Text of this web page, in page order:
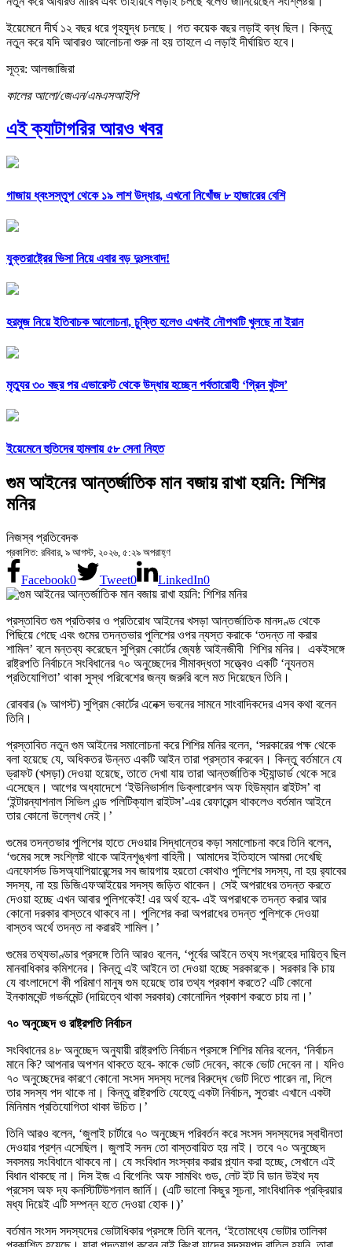
ইয়েমেনে দীর্ঘ ১২ বছর ধরে গৃহযুদ্ধ চলছে। গত কয়েক বছর লড়াই বন্ধ ছিল। কিন্তু
নতুন করে যদি আবারও আলোচনা শুরু না হয় তাহলে এ লড়াই দীর্ঘায়িত হবে।
সূত্র: আলজাজিরা
কালের আলো/জেএন/এমএসআইপি
এই ক্যাটাগরির আরও খবর
গাজায় ধ্বংসস্তূপ থেকে ১৯ লাশ উদ্ধার, এখনো নিখোঁজ ৮ হাজারের বেশি
যুক্তরাষ্ট্রের ভিসা নিয়ে এবার বড় দুঃসংবাদ!
হরমুজ নিয়ে ইতিবাচক আলোচনা, চুক্তি হলেও এখনই নৌপথটি খুলছে না ইরান
মৃত্যুর ৩০ বছর পর এভারেস্ট থেকে উদ্ধার হচ্ছেন পর্বতারোহী ‘গ্রিন বুটস’
ইয়েমেনে হুতিদের হামলায় ৫৮ সেনা নিহত
গুম আইনের আন্তর্জাতিক মান বজায় রাখা হয়নি: শিশির
মনির
নিজস্ব প্রতিবেদক
প্রকাশিত: রবিবার, ৯ আগস্ট, ২০২৬, ৫:২৯ অপরাহ্ণ
Facebook0 Tweet0 LinkedIn0
প্রস্তাবিত গুম প্রতিকার ও প্রতিরোধ আইনের খসড়া আন্তর্জাতিক মানদণ্ড থেকে
পিছিয়ে গেছে এবং গুমের তদন্তভার পুলিশের ওপর ন্যস্ত করাকে ‘তদন্ত না করার
শামিল’ বলে মন্তব্য করেছেন সুপ্রিম কোর্টের জ্যেষ্ঠ আইনজীবী শিশির মনির। একইসঙ্গে
রাষ্ট্রপতি নির্বাচনে সংবিধানের ৭০ অনুচ্ছেদের সীমাবদ্ধতা সত্ত্বেও একটি ‘ন্যূনতম
প্রতিযোগিতা’ থাকা সুস্থ পরিবেশের জন্য জরুরি বলে মত দিয়েছেন তিনি।
রোববার (৯ আগস্ট) সুপ্রিম কোর্টের এনেক্স ভবনের সামনে সাংবাদিকদের এসব কথা বলেন
তিনি।
প্রস্তাবিত নতুন গুম আইনের সমালোচনা করে শিশির মনির বলেন, ‘সরকারের পক্ষ থেকে
বলা হয়েছে যে, অধিকতর উন্নত একটি আইন তারা প্রস্তাব করবেন। কিন্তু বর্তমানে যে
ড্রাফট (খসড়া) দেওয়া হয়েছে, তাতে দেখা যায় তারা আন্তর্জাতিক স্ট্যান্ডার্ড থেকে সরে
এসেছেন। আগের অধ্যাদেশে ‘ইউনিভার্সাল ডিক্লারেশন অফ হিউম্যান রাইটস’ বা
‘ইন্টারন্যাশনাল সিভিল এন্ড পলিটিক্যাল রাইটস’-এর রেফারেন্স থাকলেও বর্তমান আইনে
তার কোনো উল্লেখ নেই।’
গুমের তদন্তভার পুলিশের হাতে দেওয়ার সিদ্ধান্তের কড়া সমালোচনা করে তিনি বলেন,
‘গুমের সঙ্গে সংশ্লিষ্ট থাকে আইনশৃঙ্খলা বাহিনী। আমাদের ইতিহাসে আমরা দেখেছি
এনফোর্সড ডিসঅ্যাপিয়ারেন্সের সব জায়গায় হয়তো কোথাও পুলিশের সদস্য, না হয় র‍্যাবের
সদস্য, না হয় ডিজিএফআইয়ের সদস্য জড়িত থাকেন। সেই অপরাধের তদন্ত করতে
দেওয়া হচ্ছে এখন আবার পুলিশকেই! এর অর্থ হবে- এই অপরাধকে তদন্ত করার আর
কোনো দরকার বাস্তবে থাকবে না। পুলিশের করা অপরাধের তদন্ত পুলিশকে দেওয়া
বাস্তব অর্থে তদন্ত না করারই শামিল।’
গুমের তথ্যভাণ্ডার প্রসঙ্গে তিনি আরও বলেন, ‘পূর্বের আইনে তথ্য সংগ্রহের দায়িত্ব ছিল
মানবাধিকার কমিশনের। কিন্তু এই আইনে তা দেওয়া হচ্ছে সরকারকে। সরকার কি চায়
যে বাংলাদেশে কী পরিমাণ মানুষ গুম হয়েছে তার তথ্য প্রকাশ করতে? এটি কোনো
ইনকামবেন্ট গভর্নমেন্ট (দায়িত্বে থাকা সরকার) কোনোদিন প্রকাশ করতে চায় না।’
৭০ অনুচ্ছেদ ও রাষ্ট্রপতি নির্বাচন
সংবিধানের ৪৮ অনুচ্ছেদ অনুযায়ী রাষ্ট্রপতি নির্বাচন প্রসঙ্গে শিশির মনির বলেন, ‘নির্বাচন
মানে কি? আপনার অপশন থাকতে হবে- কাকে ভোট দেবেন, কাকে ভোট দেবেন না। যদিও
৭০ অনুচ্ছেদের কারণে কোনো সংসদ সদস্য দলের বিরুদ্ধে ভোট দিতে পারেন না, দিলে
তার সদস্য পদ থাকে না। কিন্তু রাষ্ট্রপতি যেহেতু একটা নির্বাচন, সুতরাং এখানে একটা
মিনিমাম প্রতিযোগিতা থাকা উচিত।’
তিনি আরও বলেন, ‘জুলাই চার্টারে ৭০ অনুচ্ছেদ পরিবর্তন করে সংসদ সদস্যদের স্বাধীনতা
দেওয়ার প্রশ্ন এসেছিল। জুলাই সনদ তো বাস্তবায়িত হয় নাই। তবে ৭০ অনুচ্ছেদ
সবসময় সংবিধানে থাকবে না। যে সংবিধান সংস্কার করার প্ল্যান করা হচ্ছে, সেখানে এই
বিধান থাকছে না। দিস ইজ এ বিগেনিং অফ সামথিং গুড, লেট ইট বি ডান উইথ দ্য
প্রসেস অফ দ্য কনস্টিটিউশনাল জার্নি। (এটি ভালো কিছুর সূচনা, সাংবিধানিক প্রক্রিয়ার
মধ্য দিয়েই এটি সম্পন্ন হতে দেওয়া হোক।)’
বর্তমান সংসদ সদস্যদের ভোটাধিকার প্রসঙ্গে তিনি বলেন, ‘ইতোমধ্যে ভোটার তালিকা